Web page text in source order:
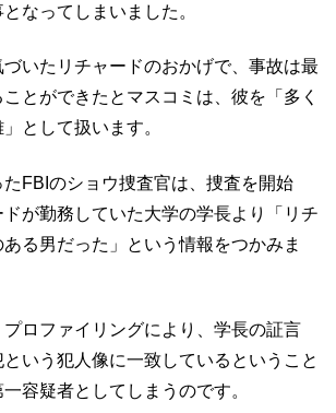
なってしまいました。
いたリチャードのおかげで、事故は最
とができたとマスコミは、彼を「多く
として扱います。
FBIのショウ捜査官は、捜査を開始
ドが勤務していた大学の学長より「リチ
る男だった」という情報をつかみま
ロファイリングにより、学長の証言
いう犯人像に一致しているということ
容疑者としてしまうのです。